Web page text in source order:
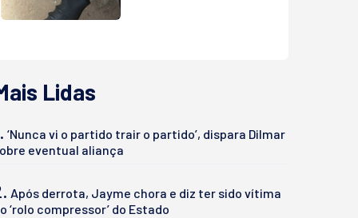
Lidas
‘Nunca vi o partido trair o partido’, dispara Dilmar
eventual aliança
Após derrota, Jayme chora e diz ter sido vítima
‘rolo compressor’ do Estado